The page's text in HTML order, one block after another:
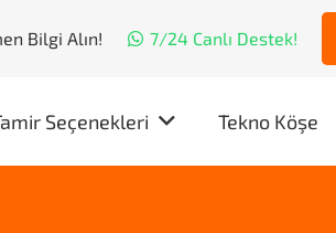
Bilgi Alın! 7/24 Canlı Destek!
Seçenekleri Tekno Köşe